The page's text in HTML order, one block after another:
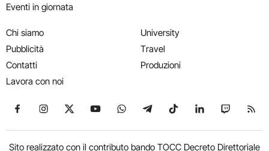
Eventi in giornata
Chi siamo
Pubblicità
Contatti
Lavora con noi
University
Travel
Produzioni
Seguici su Facebook
Seguici su Instagram
Seguici su X
Seguici su YouTube
Seguici su WhatsApp
Seguici su Telegram
Seguici su TikTok
Seguici su
Seguici
Sito realizzato con il contributo bando TOCC Decreto Direttoriale